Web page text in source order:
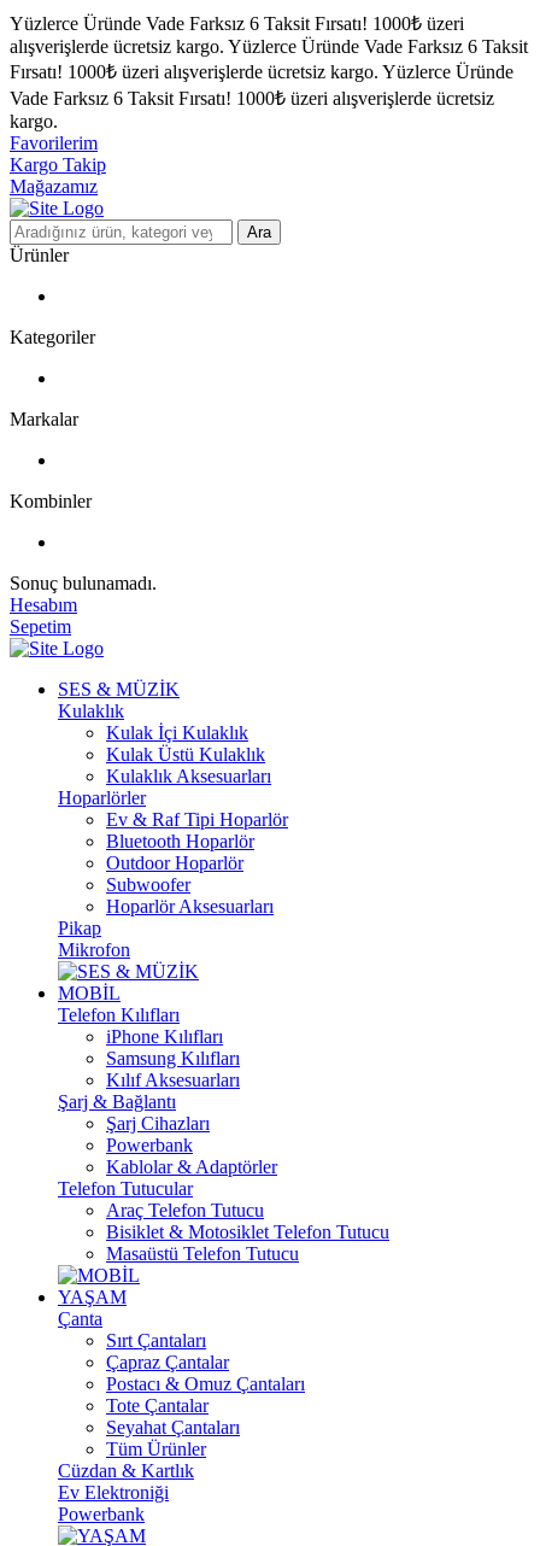
Yüzlerce Üründe Vade Farksız 6 Taksit Fırsatı! 1000₺ üzeri
alışverişlerde ücretsiz kargo. Yüzlerce Üründe Vade Farksız 6 Taksit
Fırsatı! 1000₺ üzeri alışverişlerde ücretsiz kargo. Yüzlerce Üründe
Vade Farksız 6 Taksit Fırsatı! 1000₺ üzeri alışverişlerde ücretsiz
kargo.
Favorilerim
Kargo Takip
Mağazamız
Ara
Ürünler
Kategoriler
Markalar
Kombinler
Sonuç bulunamadı.
Hesabım
Sepetim
SES & MÜZİK
Kulaklık
Kulak İçi Kulaklık
Kulak Üstü Kulaklık
Kulaklık Aksesuarları
Hoparlörler
Ev & Raf Tipi Hoparlör
Bluetooth Hoparlör
Outdoor Hoparlör
Subwoofer
Hoparlör Aksesuarları
Pikap
Mikrofon
MOBİL
Telefon Kılıfları
iPhone Kılıfları
Samsung Kılıfları
Kılıf Aksesuarları
Şarj & Bağlantı
Şarj Cihazları
Powerbank
Kablolar & Adaptörler
Telefon Tutucular
Araç Telefon Tutucu
Bisiklet & Motosiklet Telefon Tutucu
Masaüstü Telefon Tutucu
YAŞAM
Çanta
Sırt Çantaları
Çapraz Çantalar
Postacı & Omuz Çantaları
Tote Çantalar
Seyahat Çantaları
Tüm Ürünler
Cüzdan & Kartlık
Ev Elektroniği
Powerbank